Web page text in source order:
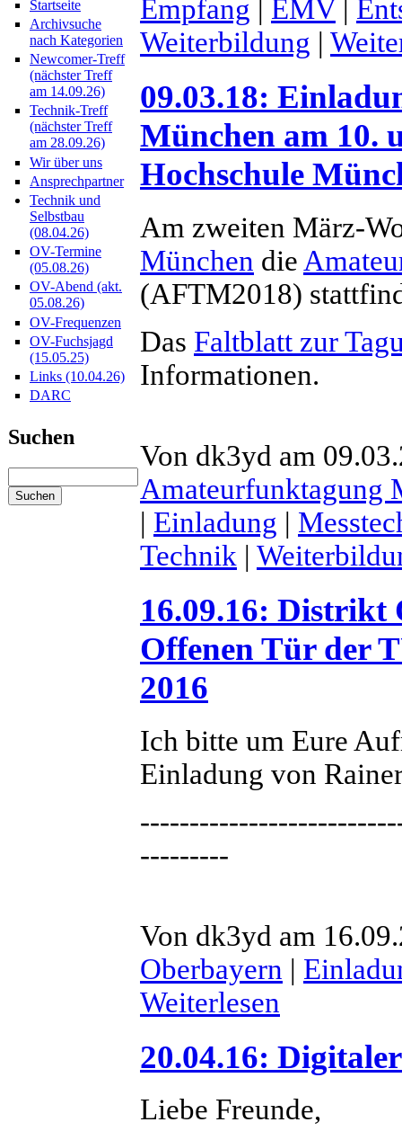
Startseite
Archivsuche
nach Kategorien
Newcomer-Treff
(nächster Treff
am 14.09.26)
Technik-Treff
(nächster Treff
am 28.09.26)
Wir über uns
Ansprechpartner
Technik und
Selbstbau
(08.04.26)
OV-Termine
(05.08.26)
OV-Abend (akt.
05.08.26)
OV-Frequenzen
OV-Fuchsjagd
(15.05.25)
Links (10.04.26)
DARC
Suchen
Empfang EMV
Weiterbildung |
09.03.18:
München am 10.
Hochschule
Am zweiten März-
München die
(AFTM2018)
Das Faltblatt zur
Informationen.
Von dk3yd am
Amateurfunktagung
| Einladung |
Technik |
16.09.16: Distrikt
Offenen Tür der
2016
Ich bitte um Eure
Einladung von
---------
Von dk3yd am
Oberbayern |
Weiterlesen
20.04.16:
Liebe Freunde,